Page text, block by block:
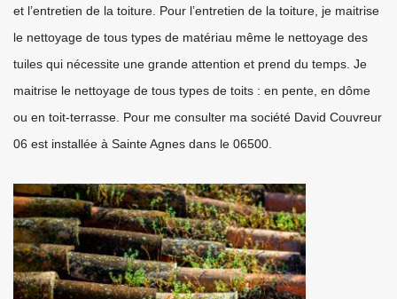
et l’entretien de la toiture. Pour l’entretien de la toiture, je maitrise
le nettoyage de tous types de matériau même le nettoyage des
tuiles qui nécessite une grande attention et prend du temps. Je
maitrise le nettoyage de tous types de toits : en pente, en dôme
ou en toit-terrasse. Pour me consulter ma société David Couvreur
06 est installée à Sainte Agnes dans le 06500.